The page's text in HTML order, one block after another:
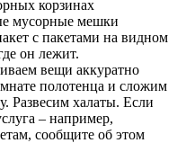
корзинах
мусорные мешки
с пакетами на видном
он лежит.
вещи аккуратно
полотенца и сложим
Развесим халаты. Если
– например,
сообщите об этом